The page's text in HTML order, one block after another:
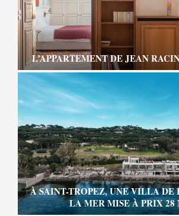
L’APPARTEMENT DE JEAN
À SAINT-TROPEZ, UNE VILLA DE
LA MER MISE À PRIX 28